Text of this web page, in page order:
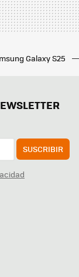
Galaxy S25
SUSCRIBIR